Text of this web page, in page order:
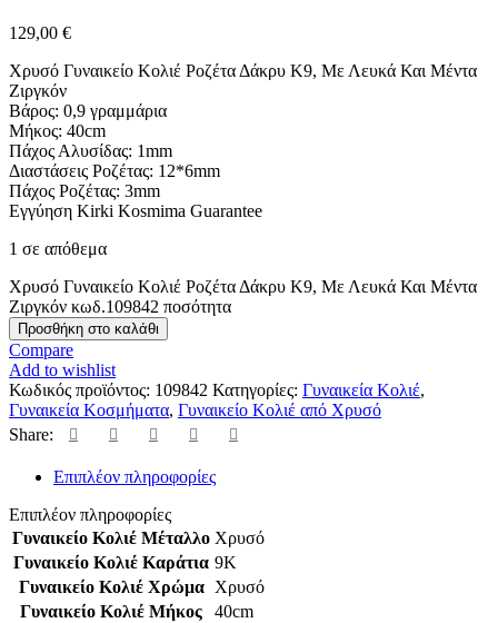
129,00 €
Χρυσό Γυναικείο Κολιέ Ροζέτα Δάκρυ Κ9, Με Λευκά Και Μέντα
Ζιργκόν
Βάρος: 0,9 γραμμάρια
Μήκος: 40cm
Πάχος Αλυσίδας: 1mm
Διαστάσεις Ροζέτας: 12*6mm
Πάχος Ροζέτας: 3mm
Εγγύηση Kirki Kosmima Guarantee
1 σε απόθεμα
Χρυσό Γυναικείο Κολιέ Ροζέτα Δάκρυ Κ9, Με Λευκά Και Μέντα
Ζιργκόν κωδ.109842 ποσότητα
Προσθήκη στο καλάθι
Compare
Add to wishlist
Κωδικός προϊόντος: 109842 Κατηγορίες: Γυναικεία Κολιέ,
Γυναικεία Κοσμήματα, Γυναικείο Κολιέ από Χρυσό
Share:
Επιπλέον πληροφορίες
Επιπλέον πληροφορίες
Γυναικείο Κολιέ Μέταλλο Χρυσό
Γυναικείο Κολιέ Καράτια 9Κ
Γυναικείο Κολιέ Χρώμα
Χρυσό
Γυναικείο Κολιέ Μήκος
40cm